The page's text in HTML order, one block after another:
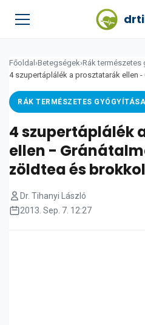
Főoldal ›Betegségek›Rák természetes
4 szupertáplálék a prosztatarák ellen -
RÁK TERMÉSZETES GYÓGYÍTÁSA
4 szupertáplálék
ellen -
zöldtea és
Dr. Tihanyi László
2013. Sep. 7. 12:27